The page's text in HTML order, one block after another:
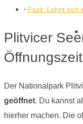
Fazit: Lohnt sich
Plitvicer
Der Nationalpark
geöffnet. Du kannst
hierher machen. Die